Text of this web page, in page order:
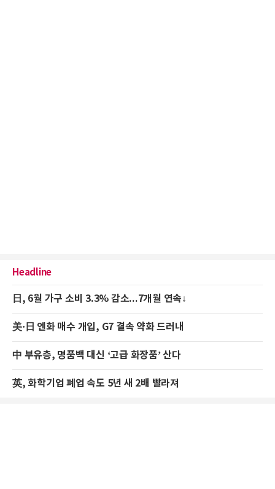
Headline
日, 6월 가구 소비 3.3% 감소...7개월 연속↓
美·日 엔화 매수 개입, G7 결속 약화 드러내
中 부유층, 명품백 대신 ‘고급 화장품’ 산다
英, 화학기업 폐업 속도 5년 새 2배 빨라져